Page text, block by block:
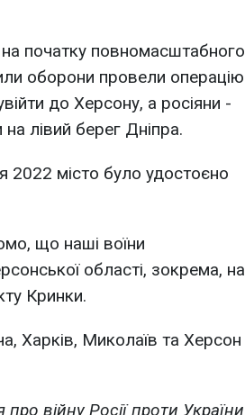
початку повномасштабного
оборони провели операцію
до Херсону, а росіяни -
лівий берег Дніпра.
2022 місто було удостоєно
що наші воїни
області, зокрема, на
Кринки.
Харків, Миколаїв та Херсон
війну Росії проти України